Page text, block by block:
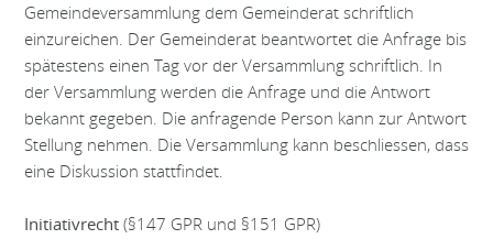
Gemeindever­sammlung dem Gemeinderat schriftlich
einzureichen. Der Gemeinderat beantwortet die Anfrage bis
spätestens einen Tag vor der Versammlung schriftlich. In
der Versammlung werden die Anfrage und die Antwort
bekannt gegeben. Die anfragende Person kann zur Antwort
Stellung nehmen. Die Versammlung kann beschliessen, dass
eine Diskussion stattfindet.
Initiativrecht (§147 GPR und §151 GPR)